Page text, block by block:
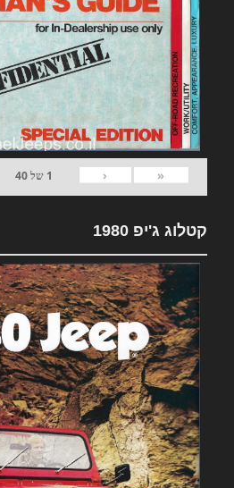
«
‹
1 של40
קטלוג ג'יפ 1980